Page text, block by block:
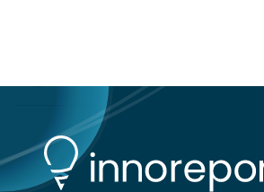
moderaten Anstieg des
Gesamteinkommen hinnehmen
mussten, nahm die Belastung bei
Menschen mit…